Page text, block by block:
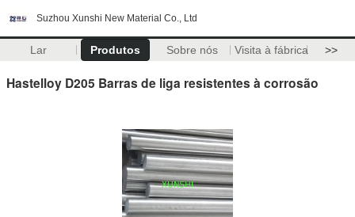
Suzhou Xunshi New Material Co., Ltd
Lar Produtos Sobre nós Visita à fábrica >>
Hastelloy D205 Barras de liga resistentes à corrosão